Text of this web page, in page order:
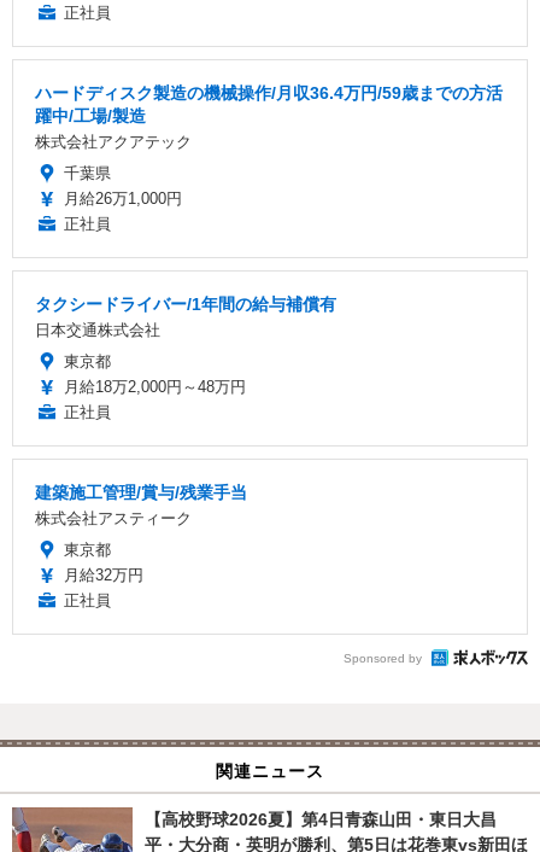
正社員
ハードディスク製造の機械操作/月収36.4万円/59歳までの方活
躍中/工場/製造
株式会社アクアテック
千葉県
月給26万1,000円
正社員
タクシードライバー/1年間の給与補償有
日本交通株式会社
東京都
月給18万2,000円～48万円
正社員
建築施工管理/賞与/残業手当
株式会社アスティーク
東京都
月給32万円
正社員
Sponsored by
関連ニュース
【高校野球2026夏】第4日青森山田・東日大昌
平・大分商・英明が勝利、第5日は花巻東vs新田ほ